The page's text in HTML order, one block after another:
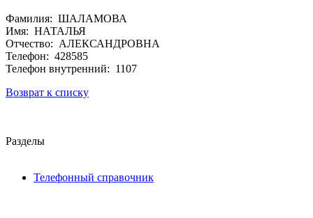
Фамилия: ШАЛАМОВА
Имя: НАТАЛЬЯ
Отчество: АЛЕКСАНДРОВНА
Телефон: 428585
Телефон внутренний: 1107
Возврат к списку
Разделы
Телефонный справочник